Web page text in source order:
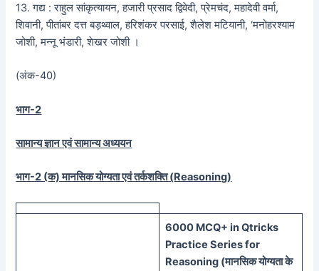
13. गद्य : राहुल सांकृत्यायन, हजारी प्रसाद द्विवेदी, प्रेमचंद, महादेवी वर्मा,
शिवानी, पीतांबर दत्त बड़थ्वाल, हरिशंकर परसाई, शैलेश मटियानी, ‘मनोहरश्याम
जोशी, मन्नू भंडारी, शेखर जोशी ।
(अंक-40)
भाग-2
सामान्य ज्ञान एवं सामान्य अध्ययन
भाग-2 (क) मानसिक योग्यता एवं तर्कशक्ति (Reasoning)
6000 MCQ+ inQtricks
Practice Seriesfor
Reasoning (मानसिकयोग्यता के